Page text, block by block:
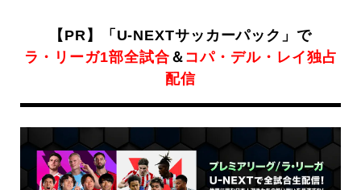
【PR】「U-NEXTサッカーパック」で
ラ・リーガ1部全試合 ＆ コパ・デル・レイ独占
配信